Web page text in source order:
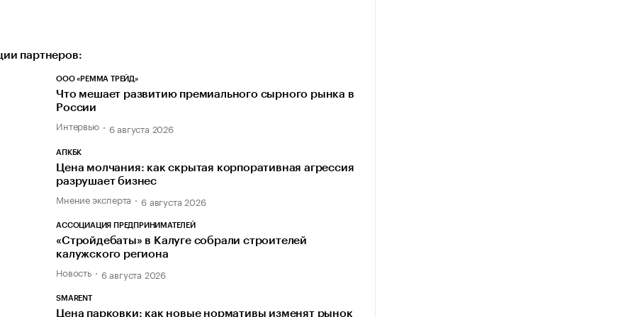
партнеров:
ООО «РЕММА ТРЕЙД»
Что мешает развитию премиального сырного рынка в
России
Интервью 6 августа 2026
АПКБК
Цена молчания: как скрытая корпоративная агрессия
разрушает бизнес
Мнение эксперта 6 августа 2026
АССОЦИАЦИЯ ПРЕДПРИНИМАТЕЛЕЙ
«Стройдебаты» в Калуге собрали строителей
калужского региона
Новость 6 августа 2026
SMARENT
Цена парковки: как новые нормативы изменят рынок